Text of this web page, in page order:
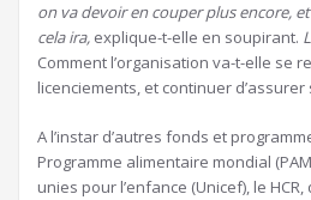
on va devoir en couper plus encore,
cela ira, explique-t-elle en soupirant.
Comment l’organisation va-t-elle se
licenciements, et continuer d’assurer
A l’instar d’autres fonds et
Programme alimentaire mondial
unies pour l’enfance (Unicef), le